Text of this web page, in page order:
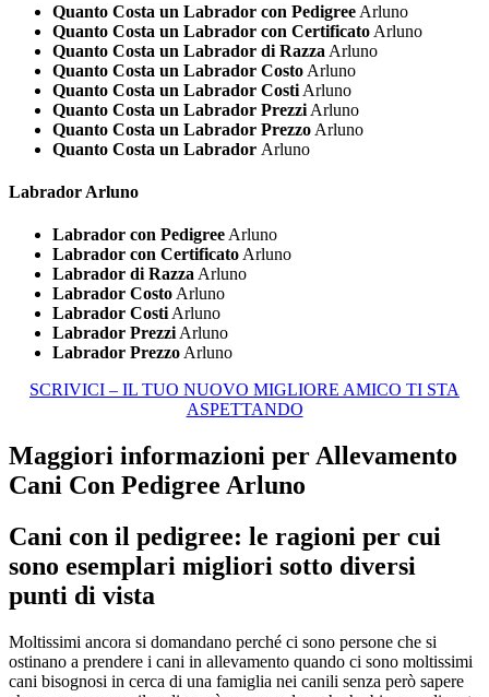
Quanto Costa un Labrador con Pedigree Arluno
Quanto Costa un Labrador con Certificato Arluno
Quanto Costa un Labrador di Razza Arluno
Quanto Costa un Labrador Costo Arluno
Quanto Costa un Labrador Costi Arluno
Quanto Costa un Labrador Prezzi Arluno
Quanto Costa un Labrador Prezzo Arluno
Quanto Costa un Labrador Arluno
Labrador Arluno
Labrador con Pedigree Arluno
Labrador con Certificato Arluno
Labrador di Razza Arluno
Labrador Costo Arluno
Labrador Costi Arluno
Labrador Prezzi Arluno
Labrador Prezzo Arluno
SCRIVICI – IL TUO NUOVO MIGLIORE AMICO TI STA
ASPETTANDO
Maggiori informazioni per Allevamento
Cani Con Pedigree Arluno
Cani con il pedigree: le ragioni per cui
sono esemplari migliori sotto diversi
punti di vista
Moltissimi ancora si domandano perché ci sono persone che si
ostinano a prendere i cani in allevamento quando ci sono moltissimi
cani bisognosi in cerca di una famiglia nei canili senza però sapere